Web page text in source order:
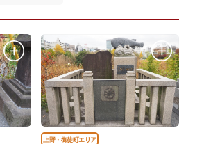
上野・御徒町エリア